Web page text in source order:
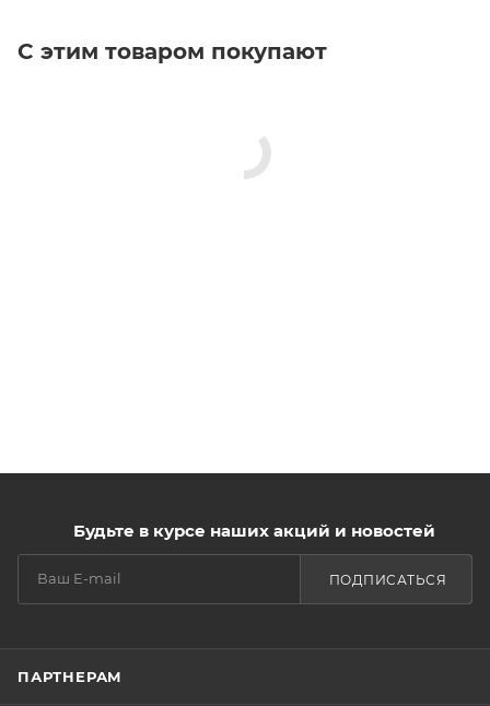
С этим товаром покупают
Будьте в курсе наших акций и новостей
ПОДПИСАТЬСЯ
ПАРТНЕРАМ